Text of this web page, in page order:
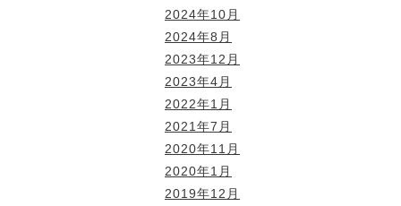
2024年10月
2024年8月
2023年12月
2023年4月
2022年1月
2021年7月
2020年11月
2020年1月
2019年12月